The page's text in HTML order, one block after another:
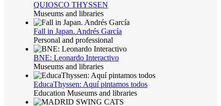
QUIOSCO THYSSEN
Museums and libraries
Fall in Japan. Andrés García
Personal and professional
BNE: Leonardo Interactivo
Museums and libraries
EducaThyssen: Aquí pintamos todos
Education Museums and libraries